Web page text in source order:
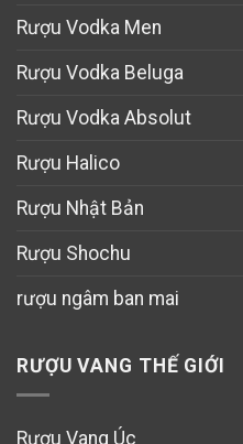
Rượu Vodka Men
Rượu Vodka Beluga
Rượu Vodka Absolut
Rượu Halico
Rượu Nhật Bản
Rượu Shochu
rượu ngâm ban mai
RƯỢU VANG THẾ GIỚI
Rượu Vang Úc